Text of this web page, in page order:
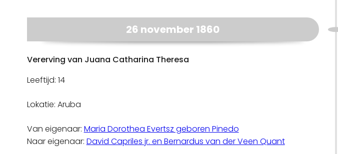
26 november 1860
Vererving van Juana Catharina Theresa
Leeftijd: 14
Lokatie: Aruba
Van eigenaar: Maria Dorothea Evertsz geboren Pinedo
Naar eigenaar: David Capriles jr. en Bernardus van der Veen Quant